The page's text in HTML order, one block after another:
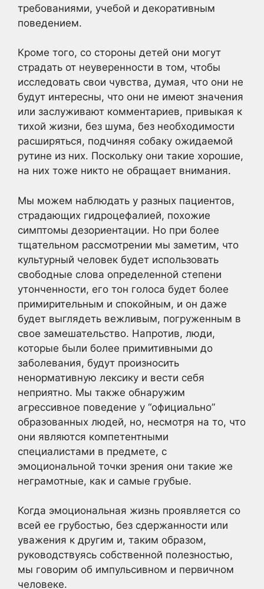
требованиями, учебой и декоративным
поведением.
Кроме того, со стороны детей они могут
страдать от неуверенности в том, чтобы
исследовать свои чувства, думая, что они не
будут интересны, что они не имеют значения
или заслуживают комментариев, привыкая к
тихой жизни, без шума, без необходимости
расширяться, подчиняя собаку ожидаемой
рутине из них. Поскольку они такие хорошие,
на них тоже никто не обращает внимания.
Мы можем наблюдать у разных пациентов,
страдающих гидроцефалией, похожие
симптомы дезориентации. Но при более
тщательном рассмотрении мы заметим, что
культурный человек будет использовать
свободные слова определенной степени
утонченности, его тон голоса будет более
примирительным и спокойным, и он даже
будет выглядеть вежливым, погруженным в
свое замешательство. Напротив, люди,
которые были более примитивными до
заболевания, будут произносить
ненормативную лексику и вести себя
неприятно. Мы также обнаружим
агрессивное поведение у “официально”
образованных людей, но, несмотря на то, что
они являются компетентными
специалистами в предмете, с
эмоциональной точки зрения они такие же
неграмотные, как и самые грубые.
Когда эмоциональная жизнь проявляется со
всей ее грубостью, без сдержанности или
уважения к другим и, таким образом,
руководствуясь собственной полезностью,
мы говорим об импульсивном и первичном
человеке.